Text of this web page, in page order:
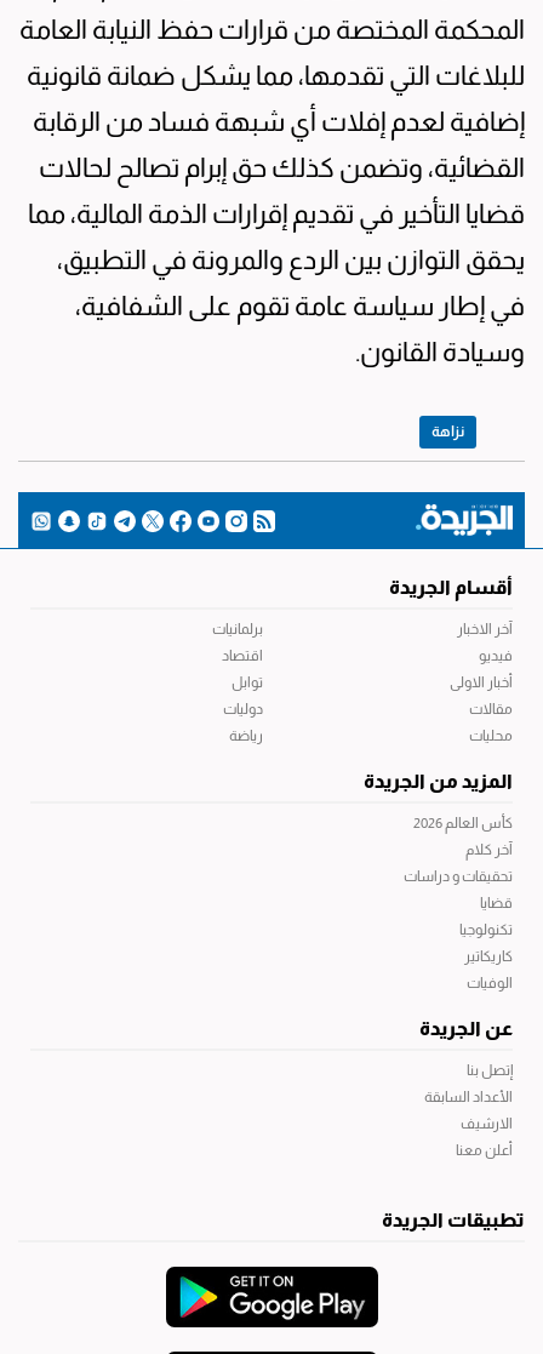
المحكمة المختصة من قرارات حفظ النيابة العامة
للبلاغات التي تقدمها، مما يشكل ضمانة قانونية
إضافية لعدم إفلات أي شبهة فساد من الرقابة
القضائية، وتضمن كذلك حق إبرام تصالح لحالات
قضايا التأخير في تقديم إقرارات الذمة المالية، مما
يحقق التوازن بين الردع والمرونة في التطبيق،
في إطار سياسة عامة تقوم على الشفافية،
وسيادة القانون.
نزاهة
أقسام الجريدة
آخر الاخبار
فيديو
أخبار الاولى
مقالات
محليات
برلمانيات
اقتصاد
توابل
دوليات
رياضة
المزيد من الجريدة
كأس العالم 2026
آخر كلام
تحقيقات و دراسات
قضايا
تكنولوجيا
كاريكاتير
الوفيات
عن الجريدة
إتصل بنا
الأعداد السابقة
الارشيف
أعلن معنا
تطبيقات الجريدة